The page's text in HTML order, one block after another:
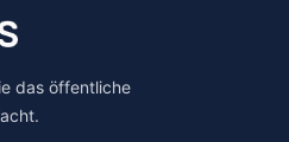
das öffentliche